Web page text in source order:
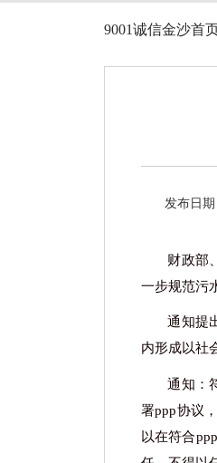
9001诚信金沙首
发布日期
财政部
一步规范污
通知提
内形成以社
通知：
署ppp协议
以在符合